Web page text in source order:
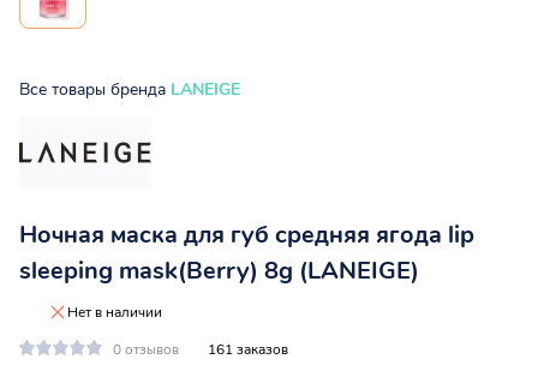
Все товары бренда LANEIGE
Ночная маска для губ средняя ягода lip
sleeping mask(Berry) 8g (LANEIGE)
Нет в наличии
0 отзывов
161 заказов